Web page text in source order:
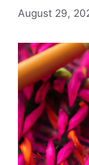
August 29,